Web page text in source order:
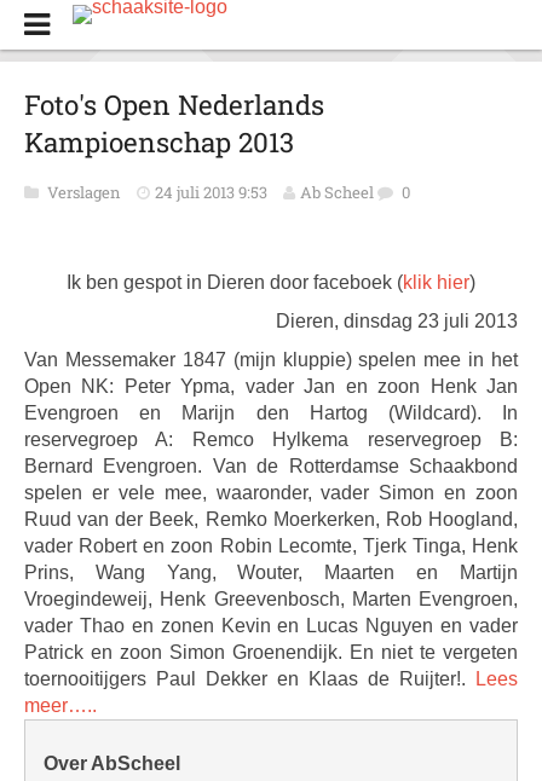
Foto's Open Nederlands
Kampioenschap 2013
Verslagen 24 juli 2013 9:53 Ab Scheel 0
Ik ben gespot in Dieren door faceboek (klik hier)
Dieren, dinsdag 23 juli 2013
Van Messemaker 1847 (mijn kluppie) spelen mee in het
Open NK: Peter Ypma, vader Jan en zoon Henk Jan
Evengroen en Marijn den Hartog (Wildcard). In
reservegroep A: Remco Hylkema reservegroep B:
Bernard Evengroen. Van de Rotterdamse Schaakbond
spelen er vele mee, waaronder, vader Simon en zoon
Ruud van der Beek, Remko Moerkerken, Rob Hoogland,
vader Robert en zoon Robin Lecomte, Tjerk Tinga, Henk
Prins, Wang Yang, Wouter, Maarten en Martijn
Vroegindeweij, Henk Greevenbosch, Marten Evengroen,
vader Thao en zonen Kevin en Lucas Nguyen en vader
Patrick en zoon Simon Groenendijk. En niet te vergeten
toernooitijgers Paul Dekker en Klaas de Ruijter!.
Lees
meer…..
Over AbScheel